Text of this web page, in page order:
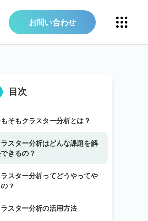
お問い合わせ
目次
そもクラスター分析とは？
ラスター分析はどんな課題を解
きるの？
ラスター分析ってどうやってや
？
ラスター分析の活用方法